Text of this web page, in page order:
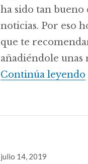
ha sido tan bueno
noticias. Por eso
que te
añadiéndole
Continúa leyendo
Publicado
julio 14, 2019